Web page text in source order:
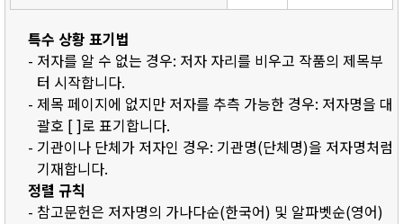
특수 상황 표기법
- 저자를 알 수 없는 경우: 저자 자리를 비우고 작품의 제목부
터 시작합니다.
- 제목 페이지에 없지만 저자를 추측 가능한 경우: 저자명을 대
괄호 [ ]로 표기합니다.
- 기관이나 단체가 저자인 경우: 기관명(단체명)을 저자명처럼
기재합니다.
정렬 규칙
- 참고문헌은 저자명의 가나다순(한국어) 및 알파벳순(영어)